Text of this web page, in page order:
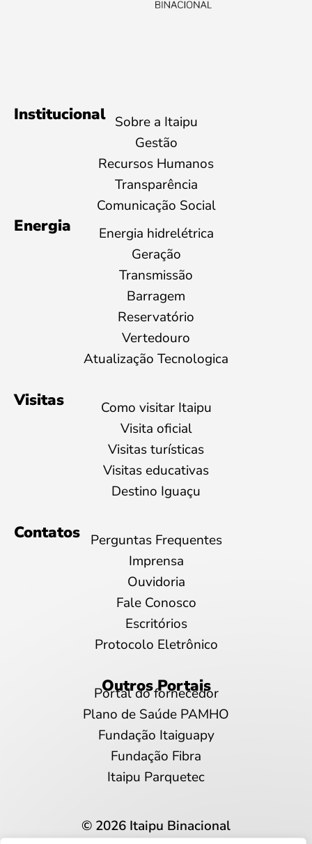
Institucional Sobre a Itaipu
Gestão
Recursos Humanos
Transparência
Comunicação Social
Energia
Energia hidrelétrica
Geração
Transmissão
Barragem
Reservatório
Vertedouro
Atualização Tecnologica
Visitas
Como visitar Itaipu
Visita oficial
Visitas turísticas
Visitas educativas
Destino Iguaçu
Contatos
Perguntas Frequentes
Imprensa
Ouvidoria
Fale Conosco
Escritórios
Protocolo Eletrônico
Outros Portais
Portal do fornecedor
Plano de Saúde PAMHO
Fundação Itaiguapy
Fundação Fibra
Itaipu Parquetec
© 2026 Itaipu Binacional